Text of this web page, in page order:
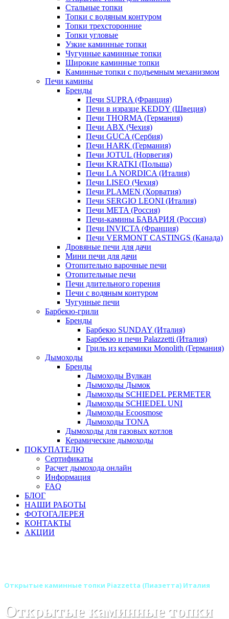
Стальные топки
Топки с водяным контуром
Топки трехсторонние
Топки угловые
Узкие каминные топки
Чугунные каминные топки
Широкие каминные топки
Каминные топки с подъемным механизмом
Печи камины
Бренды
Печи SUPRA (Франция)
Печи в изразце KEDDY (Швеция)
Печи THORMA (Германия)
Печи ABX (Чехия)
Печи GUCA (Сербия)
Печи HARK (Германия)
Печи JOTUL (Норвегия)
Печи KRATKI (Польша)
Печи LA NORDICA (Италия)
Печи LISEO (Чехия)
Печи PLAMEN (Хорватия)
Печи SERGIO LEONI (Италия)
Печи META (Россия)
Печи-камины БАВАРИЯ (Россия)
Печи INVICTA (Франция)
Печи VERMONT CASTINGS (Канада)
Дровяные печи для дачи
Мини печи для дачи
Отопительно варочные печи
Отопительные печи
Печи длительного горения
Печи с водяным контуром
Чугунные печи
Барбекю-грили
Бренды
Барбекю SUNDAY (Италия)
Барбекю и печи Palazzetti (Италия)
Гриль из керамики Monolith (Германия)
Дымоходы
Бренды
Дымоходы Вулкан
Дымоходы Дымок
Дымоходы SCHIEDEL PERMETER
Дымоходы SCHIEDEL UNI
Дымоходы Ecoosmose
Дымоходы TONA
Дымоходы для газовых котлов
Керамические дымоходы
ПОКУПАТЕЛЮ
Сертификаты
Расчет дымохода онлайн
Информация
FAQ
БЛОГ
НАШИ РАБОТЫ
ФОТОГАЛЕРЕЯ
КОНТАКТЫ
АКЦИИ
Открытые каминные топки Piazzetta (Пиазетта) Италия
Открытые каминные топки